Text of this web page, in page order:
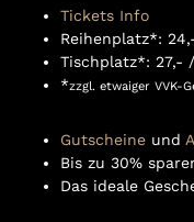
Tickets Info
Reihenplatz*:
Tischplatz*: 27,-
*zzgl. etwaiger VVK-
Gutscheine und
Bis zu 30%
Das ideale